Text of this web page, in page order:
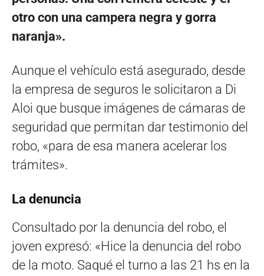
otro con una campera negra y gorra
naranja».
Aunque el vehículo está asegurado, desde
la empresa de seguros le solicitaron a Di
Aloi que busque imágenes de cámaras de
seguridad que permitan dar testimonio del
robo, «para de esa manera acelerar los
trámites».
La denuncia
Consultado por la denuncia del robo, el
joven expresó: «Hice la denuncia del robo
de la moto. Saqué el turno a las 21 hs en la